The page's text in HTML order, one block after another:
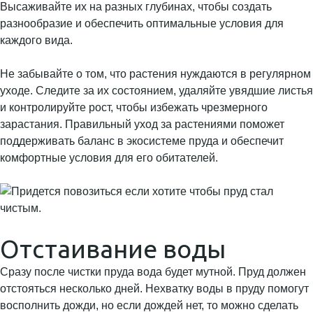
Высаживайте их на разных глубинах, чтобы создать
разнообразие и обеспечить оптимальные условия для
каждого вида.
Не забывайте о том, что растения нуждаются в регулярном
уходе. Следите за их состоянием, удаляйте увядшие листья
и контролируйте рост, чтобы избежать чрезмерного
зарастания. Правильный уход за растениями поможет
поддерживать баланс в экосистеме пруда и обеспечит
комфортные условия для его обитателей.
Отстаивание воды
Сразу после чистки пруда вода будет мутной. Пруд должен
отстояться несколько дней. Нехватку воды в пруду помогут
восполнить дожди, но если дождей нет, то можно сделать